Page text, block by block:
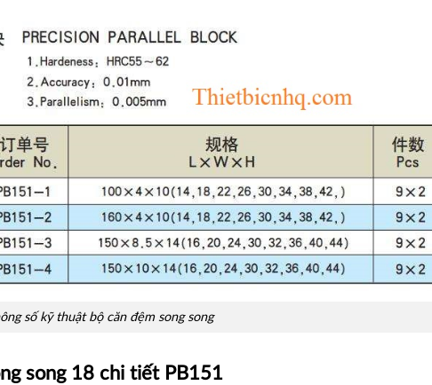
số kỹ thuật bộ căn đệm song song
song 18 chi tiết PB151